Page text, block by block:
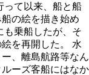
って以来、船と船
の絵を描き始め
も乗船したが、そ
を再開した。 水
、離島航路等なん
ーズ客船にはなか